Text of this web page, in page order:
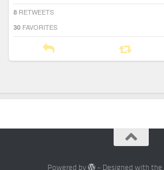
8 RETWEETS
30 FAVORITES
Powered by - Designed with the